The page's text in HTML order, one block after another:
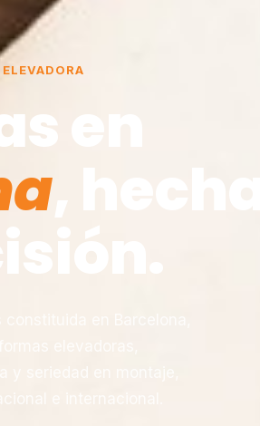
en
, hechas
en Barcelona,
elevadoras,
y seriedad en montaje,
e internacional.